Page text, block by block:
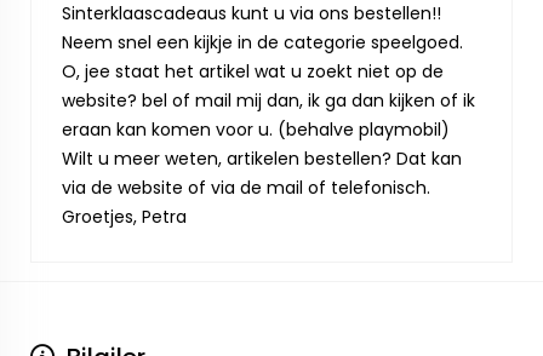
Sinterklaascadeaus kunt u via ons bestellen!!
Neem snel een kijkje in de categorie speelgoed.
O, jee staat het artikel wat u zoekt niet op de
website? bel of mail mij dan, ik ga dan kijken of ik
eraan kan komen voor u. (behalve playmobil)
Wilt u meer weten, artikelen bestellen? Dat kan
via de website of via de mail of telefonisch.
Groetjes, Petra